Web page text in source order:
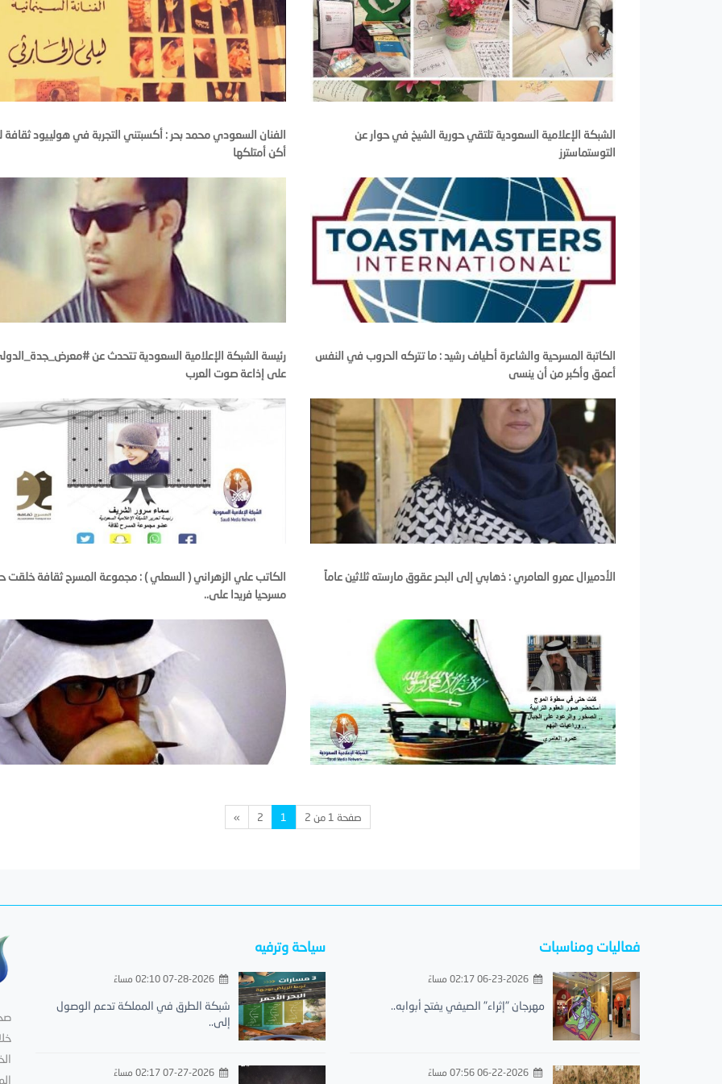
الشبكة الإعلامية السعودية تلتقي حورية الشيخ في حوار عن
التوستماسترز
الفنان السعودي محمد بحر : أكسبتني التجربة في هولييود ثقافة
أكن أمتلكها
الكاتبة المسرحية والشاعرة أطياف رشيد : ما تتركه الحروب في النفس
أعمق وأكبر من أن ينسى
رئيسة الشبكة الإعلامية السعودية تتحدث عن
على إذاعة صوت العرب
الأدميرال عمرو العامري : ذهابي إلى البحر عقوق مارسته ثلاثين عاماً
الكاتب علي الزهراني ( السعلي ) : مجموعة المسرح ثقافة خلقت
مسرحيا فريدا على..
صفحة 1 من 2 1
2
»
فعاليات ومناسبات
مهرجان "إثراء" الصيفي يفتح أبوابه..
سياحة وترفيه
شبكة الطرق في المملكة تدعم الوصول
إلى..